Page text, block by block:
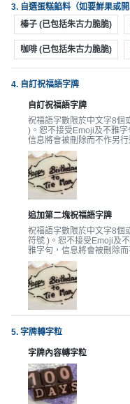
會
及
拍
拖
廳
場
地
新
奇
玩
樂
體
驗
手
作
工
作
3. 自選蛋糕餡料（如要鮮果或
榛子 (已包括朱古力脆脆)
咖啡 (已包括朱古力脆脆)
4. 自訂祝福語字牌
自訂祝福語字牌
祝福語字數限於中文字8個
)。恕不接受Emoji及不雅
信息將會被刪除而不作另行
追加第二塊祝福語字牌
祝福語字數限於中文字8個
符號 )。恕不接受Emoji及
雅字句，信息將會被刪除而
5. 字牌轉字粒
字牌內容轉字粒